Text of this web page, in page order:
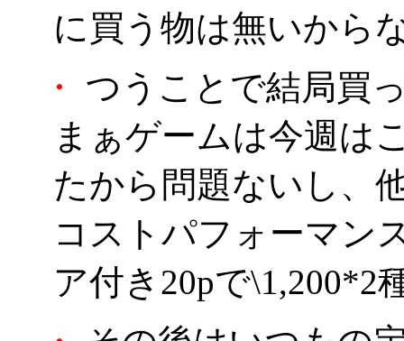
に買う物は無いから
・
つうことで結局買
まぁゲームは今週は
たから問題ないし、
コストパフォーマ
ア付き20pで\1,200*2